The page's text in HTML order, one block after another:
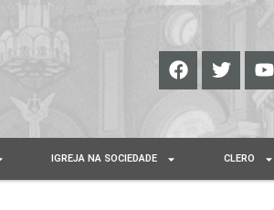
IGREJA NA SOCIEDADE CLERO